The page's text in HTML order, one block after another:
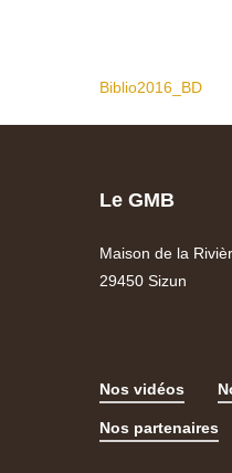
Biblio2016_BD
Le GMB
Maison de la
29450 Sizun
Nos vidéos
Nos partenaires